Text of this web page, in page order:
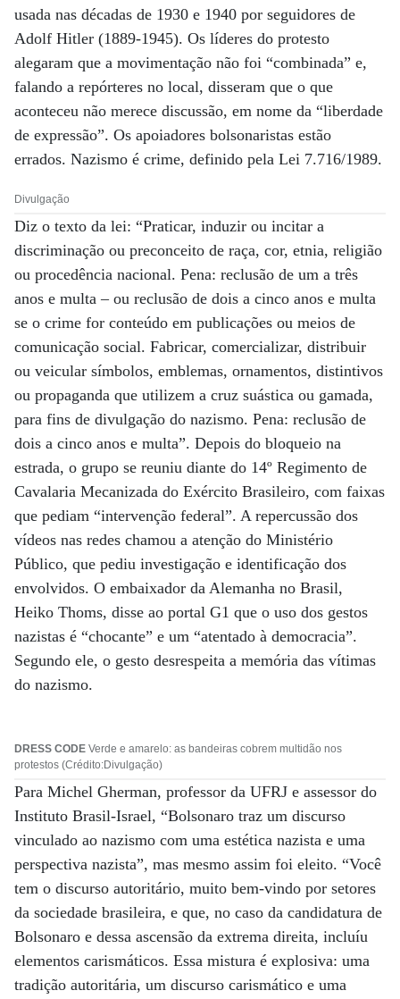
usada nas décadas de 1930 e 1940 por seguidores de
Adolf Hitler (1889-1945). Os líderes do protesto
alegaram que a movimentação não foi “combinada” e,
falando a repórteres no local, disseram que o que
aconteceu não merece discussão, em nome da “liberdade
de expressão”. Os apoiadores bolsonaristas estão
errados. Nazismo é crime, definido pela Lei 7.716/1989.
Divulgação
Diz o texto da lei: “Praticar, induzir ou incitar a
discriminação ou preconceito de raça, cor, etnia, religião
ou procedência nacional. Pena: reclusão de um a três
anos e multa – ou reclusão de dois a cinco anos e multa
se o crime for conteúdo em publicações ou meios de
comunicação social. Fabricar, comercializar, distribuir
ou veicular símbolos, emblemas, ornamentos, distintivos
ou propaganda que utilizem a cruz suástica ou gamada,
para fins de divulgação do nazismo. Pena: reclusão de
dois a cinco anos e multa”. Depois do bloqueio na
estrada, o grupo se reuniu diante do 14º Regimento de
Cavalaria Mecanizada do Exército Brasileiro, com faixas
que pediam “intervenção federal”. A repercussão dos
vídeos nas redes chamou a atenção do Ministério
Público, que pediu investigação e identificação dos
envolvidos. O embaixador da Alemanha no Brasil,
Heiko Thoms, disse ao portal G1 que o uso dos gestos
nazistas é “chocante” e um “atentado à democracia”.
Segundo ele, o gesto desrespeita a memória das vítimas
do nazismo.
DRESS CODE Verde e amarelo: as bandeiras cobrem multidão nos
protestos (Crédito:Divulgação)
Para Michel Gherman, professor da UFRJ e assessor do
Instituto Brasil-Israel, “Bolsonaro traz um discurso
vinculado ao nazismo com uma estética nazista e uma
perspectiva nazista”, mas mesmo assim foi eleito. “Você
tem o discurso autoritário, muito bem-vindo por setores
da sociedade brasileira, e que, no caso da candidatura de
Bolsonaro e dessa ascensão da extrema direita, incluíu
elementos carismáticos. Essa mistura é explosiva: uma
tradição autoritária, um discurso carismático e uma